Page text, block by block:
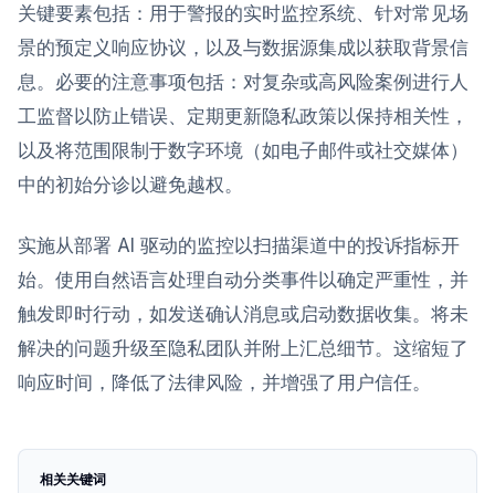
关键要素包括：用于警报的实时监控系统、针对常见场
景的预定义响应协议，以及与数据源集成以获取背景信
息。必要的注意事项包括：对复杂或高风险案例进行人
工监督以防止错误、定期更新隐私政策以保持相关性，
以及将范围限制于数字环境（如电子邮件或社交媒体）
中的初始分诊以避免越权。
实施从部署 AI 驱动的监控以扫描渠道中的投诉指标开
始。使用自然语言处理自动分类事件以确定严重性，并
触发即时行动，如发送确认消息或启动数据收集。将未
解决的问题升级至隐私团队并附上汇总细节。这缩短了
响应时间，降低了法律风险，并增强了用户信任。
相关关键词